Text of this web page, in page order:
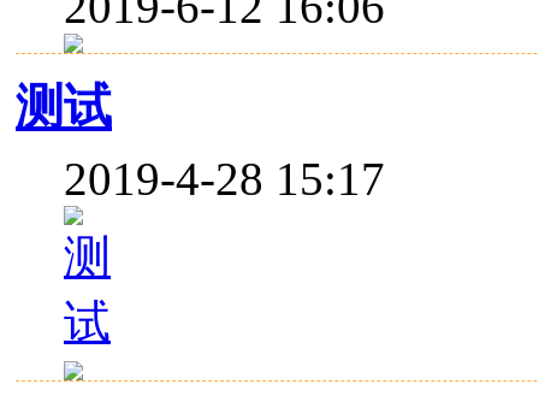
测试
2019-4-28 15:17